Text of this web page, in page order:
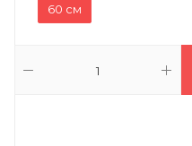
60 см